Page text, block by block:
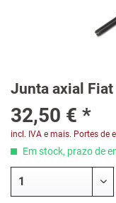
Junta axial Fiat
32,50 € *
incl. IVA e mais. Portes de
Em stock, prazo de